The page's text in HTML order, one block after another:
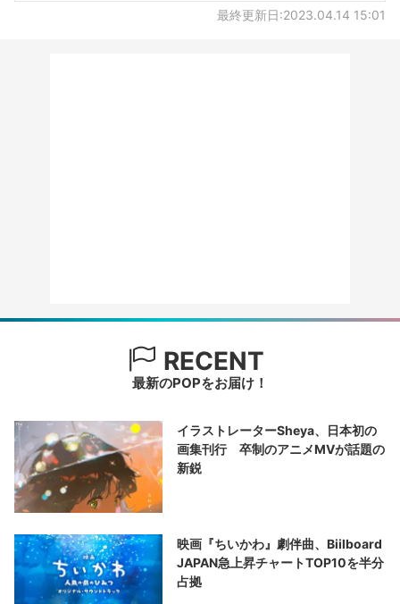
最終更新日:2023.04.14 15:01
RECENT
最新のPOPをお届け！
イラストレーターSheya、日本初の
画集刊行 卒制のアニメMVが話題の
新鋭
映画『ちいかわ』劇伴曲、Biilboard
JAPAN急上昇チャートTOP10を半分
占拠